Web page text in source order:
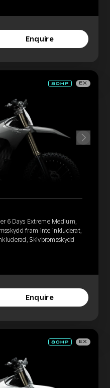
Enquire
EX
6 Days Extreme Medium,
fram inte inkluderat,
Skivbromsskydd
Enquire
EX